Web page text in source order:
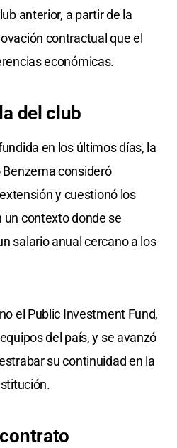
anterior, a partir de la
contractual que el
económicas.
del club
en los últimos días, la
consideró
y cuestionó los
contexto donde se
salario anual cercano a los
el Public Investment Fund,
del país, y se avanzó
su continuidad en la